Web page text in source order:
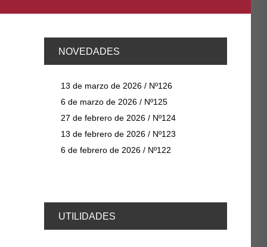
NOVEDADES
13 de marzo de 2026 / Nº126
6 de marzo de 2026 / Nº125
27 de febrero de 2026 / Nº124
13 de febrero de 2026 / Nº123
6 de febrero de 2026 / Nº122
UTILIDADES